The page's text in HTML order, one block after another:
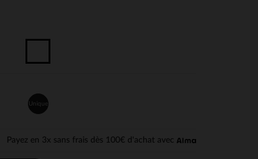
Unique
Payez en 3x sans frais dès 100€ d'achat avec